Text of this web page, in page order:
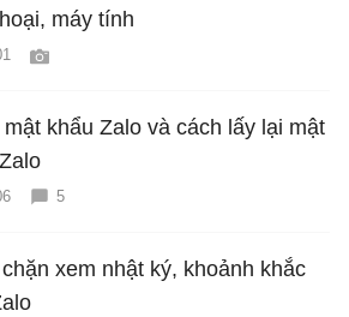
máy tính
khẩu Zalo và cách lấy lại mật
5
xem nhật ký, khoảnh khắc